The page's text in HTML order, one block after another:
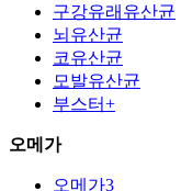
구강유래유산균
뇌유산균
코유산균
모발유산균
부스터+
오메가
오메가3